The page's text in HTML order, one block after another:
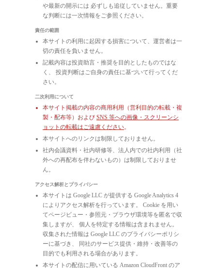
や最新の開示には 必ずしも追従していません。重要
な判断には一次情報をご参照ください。
責任の範囲
本サイトの利用に起因する損害について、運営者は一
切の責任を負いません。
記載内容は投資助言・推奨を目的としたものではな
く、 投資判断はご自身の責任に基づいて行ってくだ
さい。
二次利用について
本サイト掲載の内容の商用利用（営利目的の転載・複
製・配布等）および SNS 等への画像・スクリーンシ
ョットの転載はご遠慮ください。
本サイトへのリンクは制限しておりません。
社内会議資料・社内研修等、法人内での社内利用（社
外への再配布を伴わないもの）は制限しておりませ
ん。
アクセス解析とプライバシー
本サイトは Google LLC が提供する Google Analytics 4
によりアクセス解析を行っています。 Cookie を用い
てページビュー・参照元・ブラウザ環境等を匿名で収
集しますが、 個人を特定する情報は含まれません。
収集された情報は Google LLC のプライバシーポリシ
ーに基づき、 同社のサービス提供・維持・改善等の
目的でも利用される場合があります。
本サイトの配信に用いている Amazon CloudFront のア